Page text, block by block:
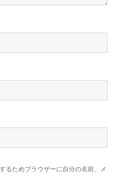
るためブラウザーに自分の名前、メ